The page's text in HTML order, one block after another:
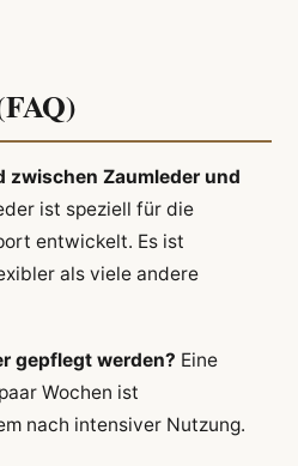
zwischen Zaumleder und
ist speziell für die
entwickelt. Es ist
als viele andere
gepflegt werden? Eine
Wochen ist
nach intensiver Nutzung.